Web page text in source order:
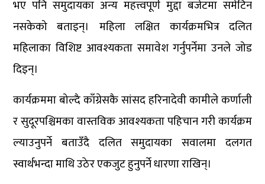
भए पनि समुदायका अन्य महत्त्वपूर्ण मुद्दा बजेटमा समेटिन
नसकेको बताइन्। महिला लक्षित कार्यक्रमभित्र दलित
महिलाका विशिष्ट आवश्यकता समावेश गर्नुपर्नेमा उनले जोड
दिइन्।
कार्यक्रममा बोल्दै काँग्रेसकै सांसद हरिनादेवी कामीले कर्णाली
र सुदूरपश्चिमका वास्तविक आवश्यकता पहिचान गरी कार्यक्रम
ल्याउनुपर्ने बताउँदै दलित समुदायका सवालमा दलगत
स्वार्थभन्दा माथि उठेर एकजुट हुनुपर्ने धारणा राखिन्।